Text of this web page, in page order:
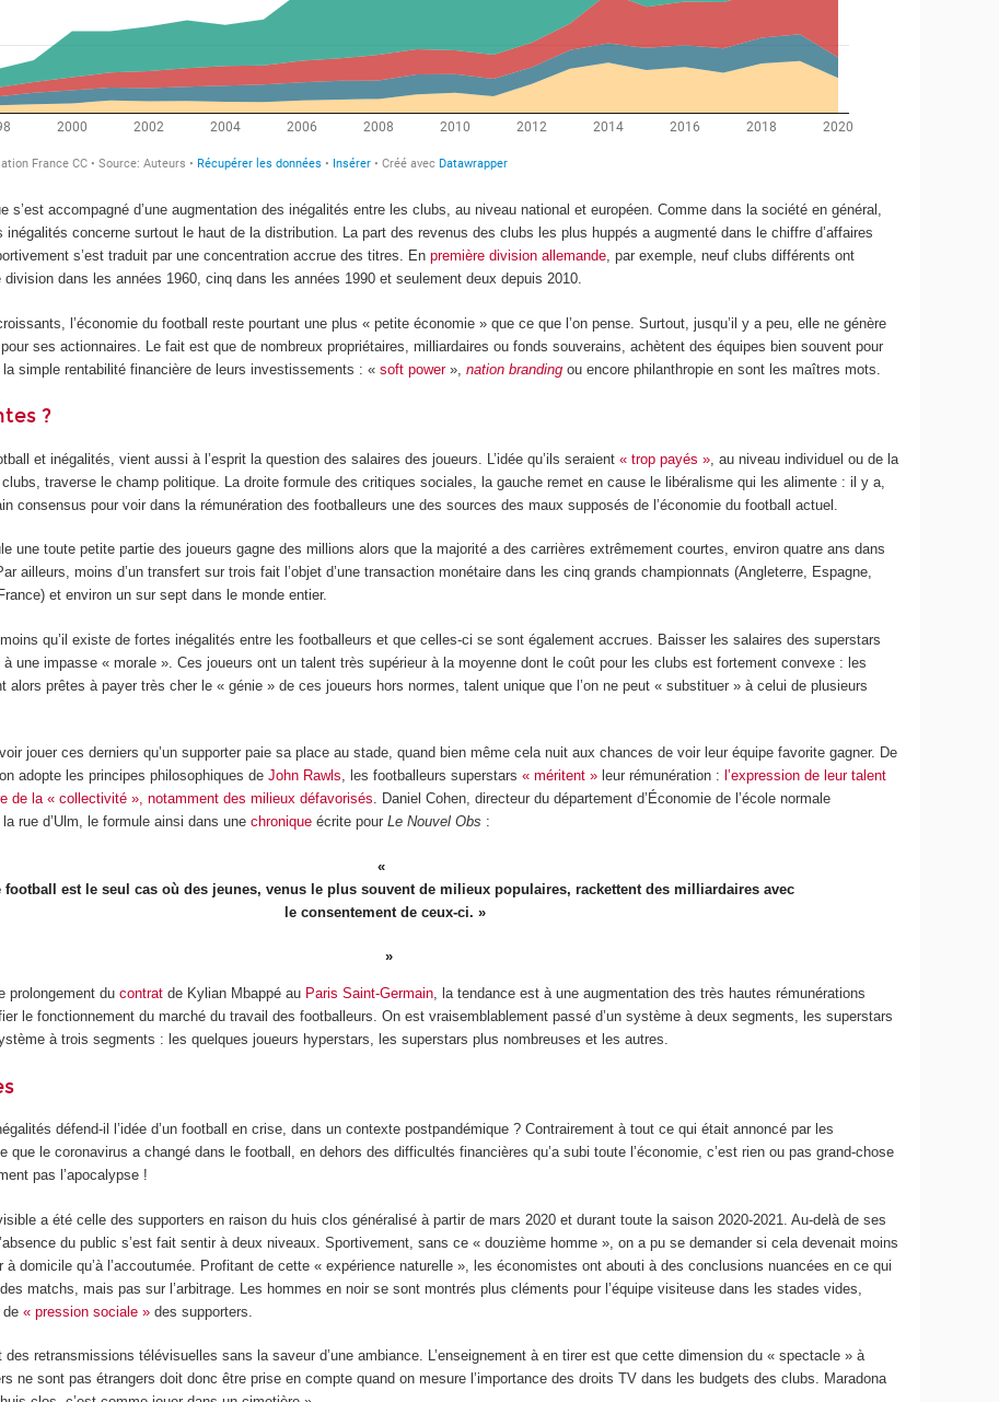
s’est accompagné d’une augmentation des inégalités entre les clubs, au niveau national et européen. Comme dans la société en général,
concerne surtout le haut de la distribution. La part des revenus des clubs les plus huppés a augmenté dans le chiffre d’affaires
s’est traduit par une concentration accrue des titres. Enpremière division allemande, par exemple, neuf clubs différents ont
division dans les années 1960, cinq dans les années 1990 et seulement deux depuis 2010.
l’économie du football reste pourtant une plus « petite économie » que ce que l’on pense. Surtout, jusqu’il y a peu, elle ne génère
pour ses actionnaires. Le fait est que de nombreux propriétaires, milliardaires ou fonds souverains, achètent des équipes bien souvent pour
la simple rentabilité financière de leurs investissements : «soft power»,nation branding ou encore philanthropie en sont les maîtres mots.
?
et inégalités, vient aussi à l’esprit la question des salaires des joueurs. L’idée qu’ils seraient« trop payés » , au niveau individuel ou de la
traverse le champ politique. La droite formule des critiques sociales, la gauche remet en cause le libéralisme qui les alimente : il y a,
consensus pour voir dans la rémunération des footballeurs une des sources des maux supposés de l’économie du football actuel.
une toute petite partie des joueurs gagne des millions alors que la majorité a des carrières extrêmement courtes, environ quatre ans dans
ailleurs, moins d’un transfert sur trois fait l’objet d’une transaction monétaire dans les cinq grands championnats (Angleterre, Espagne,
et environ un sur sept dans le monde entier.
moins qu’il existe de fortes inégalités entre les footballeurs et que celles-ci se sont également accrues. Baisser les salaires des superstars
à une impasse « morale ». Ces joueurs ont un talent très supérieur à la moyenne dont le coût pour les clubs est fortement convexe : les
alors prêtes à payer très cher le « génie » de ces joueurs hors normes, talent unique que l’on ne peut « substituer » à celui de plusieurs
jouer ces derniers qu’un supporter paie sa place au stade, quand bien même cela nuit aux chances de voir leur équipe favorite gagner. De
adopte les principes philosophiques deJohn Rawls, les footballeurs superstars« méritent » leur rémunération : l’expression de leur talent
de la « collectivité », notamment des milieux défavorisés. Daniel Cohen, directeur du département d’Économie de l’école normale
rue d’Ulm, le formule ainsi dans unechronique écrite pourLe Nouvel Obs :
football est le seul cas où des jeunes, venus le plus souvent de milieux populaires, rackettent des milliardaires avec
le consentement de ceux-ci. »
prolongement ducontrat de Kylian Mbappé au Paris Saint-Germain, la tendance est à une augmentation des très hautes rémunérations
le fonctionnement du marché du travail des footballeurs. On est vraisemblablement passé d’un système à deux segments, les superstars
à trois segments : les quelques joueurs hyperstars, les superstars plus nombreuses et les autres.
défend-il l’idée d’un football en crise, dans un contexte postpandémique ? Contrairement à tout ce qui était annoncé par les
que le coronavirus a changé dans le football, en dehors des difficultés financières qu’a subi toute l’économie, c’est rien ou pas grand-chose
pas l’apocalypse !
a été celle des supporters en raison du huis clos généralisé à partir de mars 2020 et durant toute la saison 2020-2021. Au-delà de ses
du public s’est fait sentir à deux niveaux. Sportivement, sans ce « douzième homme », on a pu se demander si cela devenait moins
à domicile qu’à l’accoutumée. Profitant de cette « expérience naturelle », les économistes ont abouti à des conclusions nuancées en ce qui
matchs, mais pas sur l’arbitrage. Les hommes en noir se sont montrés plus cléments pour l’équipe visiteuse dans les stades vides,
de« pression sociale » des supporters.
retransmissions télévisuelles sans la saveur d’une ambiance. L’enseignement à en tirer est que cette dimension du « spectacle » à
ne sont pas étrangers doit donc être prise en compte quand on mesure l’importance des droits TV dans les budgets des clubs. Maradona